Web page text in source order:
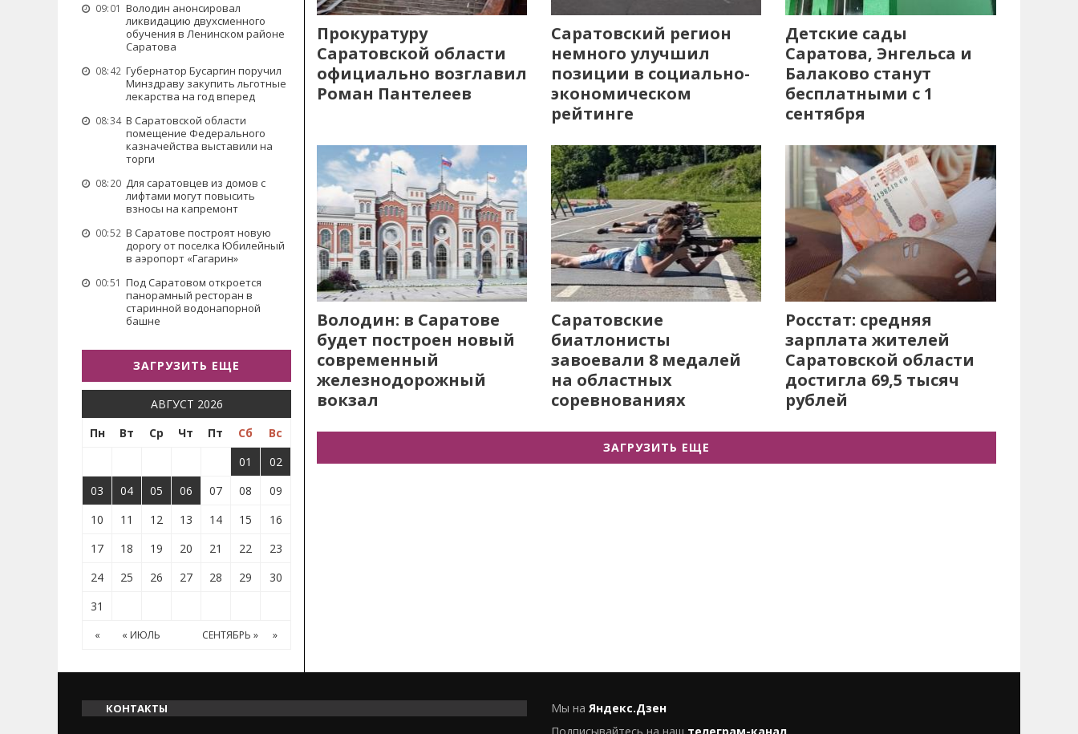
09:01 Володин анонсировал
ликвидацию двухсменного
обучения в Ленинском районе
Саратова
08:42 Губернатор Бусаргин поручил
Минздраву закупить льготные
лекарства на год вперед
08:34 В Саратовской области
помещение Федерального
казначейства выставили на
торги
08:20 Для саратовцев из домов с
лифтами могут повысить
взносы на капремонт
00:52 В Саратове построят новую
дорогу от поселка Юбилейный
в аэропорт «Гагарин»
00:51 Под Саратовом откроется
панорамный ресторан в
старинной водонапорной
башне
ЗАГРУЗИТЬ ЕЩЕ
АВГУСТ 2026
Пн
Вт Ср Чт Пт Сб
Вс
01
02
03
04 05 06 07 08
09
10
11 12 13 14 15
16
17
18 19 20 21 22
23
24
25 26 27 28 29
30
31
« « ИЮЛЬ СЕНТЯБРЬ » »
Прокуратуру
Саратовской области
официально возглавил
Роман Пантелеев
Саратовский регион
немного улучшил
позиции в социально-
экономическом
рейтинге
Детские сады
Саратова, Энгельса и
Балаково станут
бесплатными с 1
сентября
Володин: в Саратове
будет построен новый
современный
железнодорожный
вокзал
Саратовские
биатлонисты
завоевали 8 медалей
на областных
соревнованиях
Росстат: средняя
зарплата жителей
Саратовской области
достигла 69,5 тысяч
рублей
ЗАГРУЗИТЬ ЕЩЕ
КОНТАКТЫ Мы на Яндекс.Дзен